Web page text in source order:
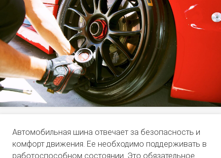
Автомобильная шина отвечает за безопасность и
комфорт движения. Ее необходимо поддерживать в
работоспособном состоянии. Это обязательное